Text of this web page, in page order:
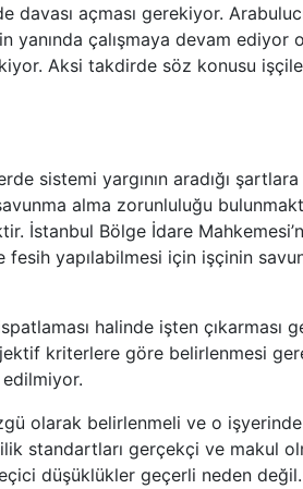
davası açması gerekiyor.
yanında çalışmaya devam ediyor
Aksi takdirde söz konusu
sistemi yargının aradığı
alma zorunluluğu
İstanbul Bölge İdare
yapılabilmesi için işçinin
halinde işten çıkarması
kriterlere göre belirlenmesi
olarak belirlenmeli ve o işyerinde
standartları gerçekçi ve makul
düşüklükler geçerli neden